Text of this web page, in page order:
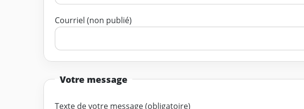
Courriel (non publié)
Votre message
Texte de votre message (obligatoire)